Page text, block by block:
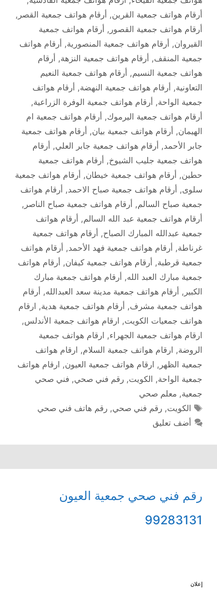
أرقام هواتف جمعية القرين, أرقام هواتف جمعية القصر ,
أرقام هواتف جمعية القصور , أرقام هواتف جمعية
القيروان, أرقام هواتف جمعية المنصورية, أرقام هواتف
جمعية المنقف, أرقام هواتف جمعية النزهة, أرقام
هواتف جمعية النسيم, أرقام هواتف جمعية النعيم
التعاونية, أرقام هواتف جمعية النهضة, أرقام هواتف
جمعية الواحة, أرقام هواتف جمعية الوفرة الزراعية,
أرقام هواتف جمعية اليرموك, أرقام هواتف جمعية ام
الهيمان, أرقام هواتف جمعية بيان, أرقام هواتف جمعية
جابر الأحمد, أرقام هواتف جمعية جابر العلي, أرقام
هواتف جمعية جليب الشيوخ, أرقام هواتف جمعية
حطين, أرقام هواتف جمعية خيطان, أرقام هواتف جمعية
سلوى, أرقام هواتف جمعية صباح الاحمد, أرقام هواتف
جمعية صباح السالم, أرقام هواتف جمعية صباح الناصر ,
أرقام هواتف جمعية عبد الله السالم, أرقام هواتف
جمعية عبدالله المبارك الصباح, أرقام هواتف جمعية
غرناطة, أرقام هواتف جمعية فهد الأحمد, أرقام هواتف
جمعية قرطبة, أرقام هواتف جمعية كيفان, أرقام هواتف
جمعية مبارك العبد الله, أرقام هواتف جمعية مبارك
الكبير , أرقام هواتف جمعية مدينة سعد العبدالله, أرقام
هواتف جمعية مشرف, أرقام هواتف جمعية هدية, ارقام
هواتف جمعيات الكويت, ارقام هواتف جمعية الأندلس,
ارقام هواتف جمعية الجهراء, ارقام هواتف جمعية
الروضة, ارقام هواتف جمعية السلام, ارقام هواتف
جمعية الظهر , ارقام هواتف جمعية العيون, ارقام هواتف
جمعية الواحة, الكويت, رقم فني صحي, فني صحي
جمعية, معلم صحي
الوسوم
الكويت,رقم فني صحي,رقم هاتف فني صحي
أضف تعليق
رقم فني صحي جمعية العيون
99283131
إعلان